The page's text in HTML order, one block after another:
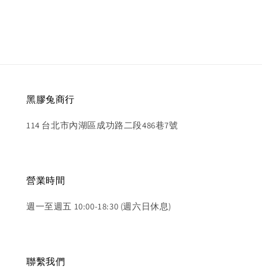
黑膠兔商行
114 台北市內湖區成功路二段486巷7號
營業時間
週一至週五 10:00-18:30 (週六日休息)
聯繫我們